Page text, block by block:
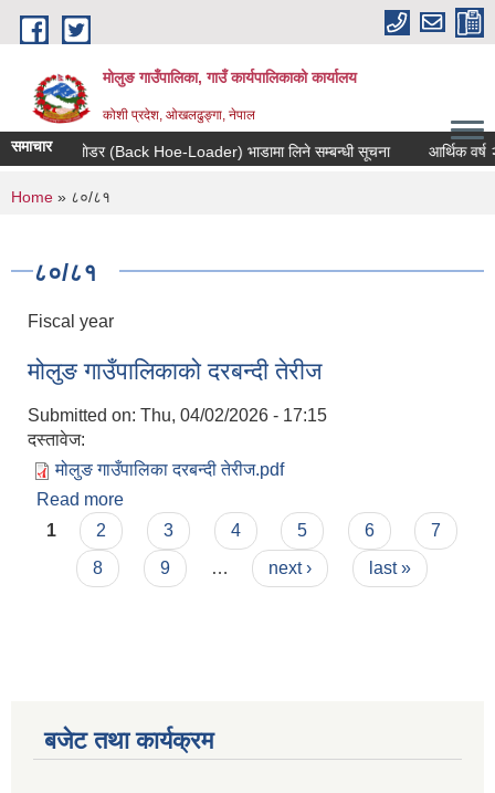
Skip to main content
मोलुङ गाउँपालिका, गाउँ कार्यपालिकाको कार्यालय
कोशी प्रदेश, ओखलढुङ्गा, नेपाल
समाचारहाे-लाेडर (Back Hoe-Loader) भाडामा लिने सम्बन्धी सूचना आर्थिक वर्ष
You are here
Home » ८०/८१
८०/८१
Fiscal year
मोलुङ गाउँपालिकाको दरबन्दी तेरीज
Submitted on: Thu, 04/02/2026 - 17:15
दस्तावेज:
मोलुङ गाउँपालिका दरबन्दी तेरीज.pdf
Read more
Pages
1 2 3 4 5 6
7
8
9 … next › last »
बजेट तथा कार्यक्रम